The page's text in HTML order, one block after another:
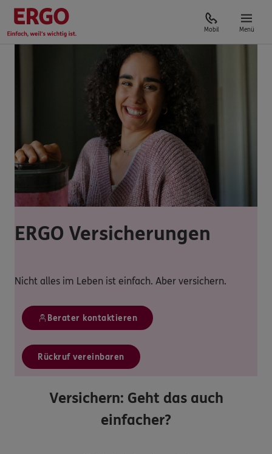
Mobil Menü
ERGO Versicherungen
Nicht alles im Leben ist einfach. Aber versichern.
Berater kontaktieren
Rückruf vereinbaren
Versichern: Geht das auch
einfacher?